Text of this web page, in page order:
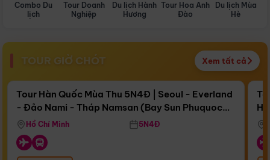
Combo Du
lịch
Tour Doanh
Nghiệp
Du lịch Hành
Hương
Tour Hoa Anh
Đào
Du lịch Mùa
Hè
TOUR GIỜ CHÓT Xem tất cả
Còn16 ngày 08:54:10
Bay Sun Phuquoc Airways
Điểm nổi bật
Tour Hàn Quốc Mùa Thu 5N4Đ | Seoul - Everland
- Đảo Nami - Tháp Namsan (Bay Sun Phuquoc
Airways)
Hồ Chí Minh 5N4Đ